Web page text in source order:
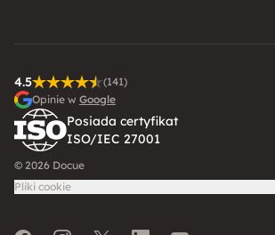
4.5
(141)
Opinie w Google
Posiada certyfikat
ISO/IEC 27001
© 2026 Docue
Pliki cookie